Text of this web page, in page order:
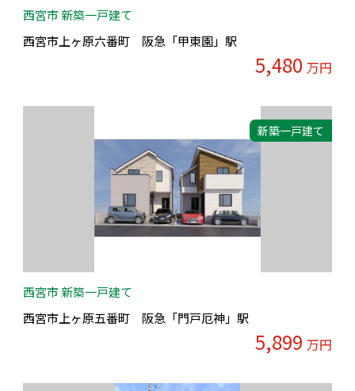
西宮市 新築一戸建て
西宮市上ヶ原六番町 阪急「甲東園」駅
5,480 万円
新築一戸建て
西宮市 新築一戸建て
西宮市上ヶ原五番町 阪急「門戸厄神」駅
5,899 万円